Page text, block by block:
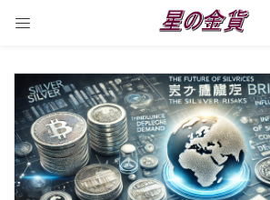
Enter your username and password to login.